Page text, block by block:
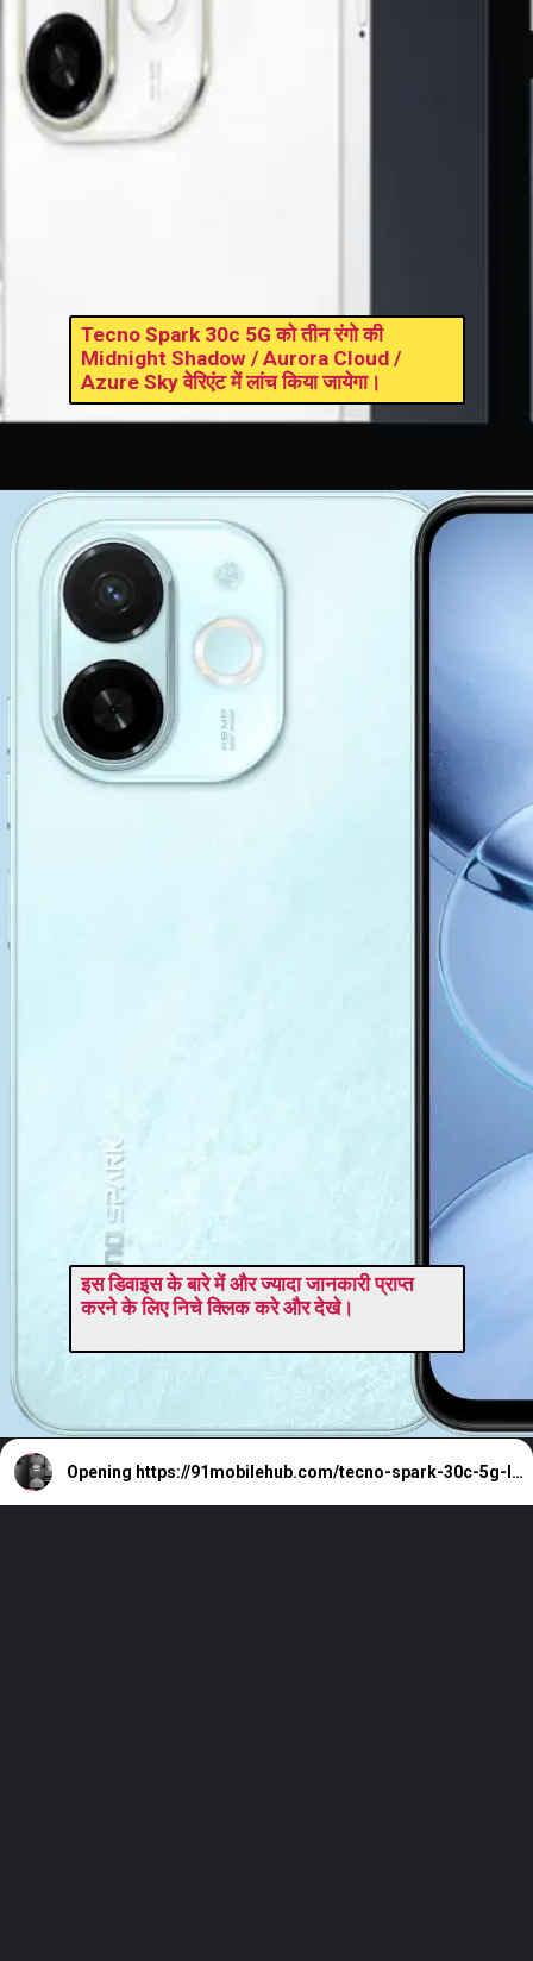
Tecno Spark 30c 5G को तीन रंगो की
Midnight Shadow / Aurora Cloud /
Azure Sky वेरिएंट में लांच किया जायेगा।
इस डिवाइस के बारे में और ज्यादा जानकारी प्राप्त
करने के लिए निचे क्लिक करे और देखे।
Opening https://91mobilehub.com/tecno-spark-30c-5g-leaks-specs-launch-date/